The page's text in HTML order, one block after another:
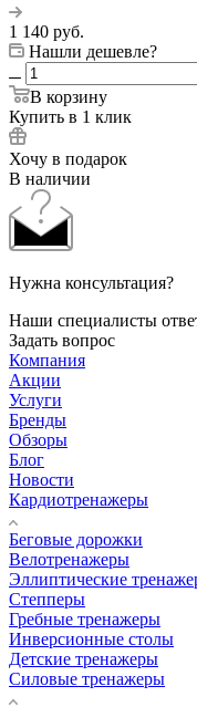
1 140 руб.
Нашли дешевле?
В корзину
Купить в 1 клик
Хочу в подарок
В наличии
Нужна консультация?
Наши специалисты
Задать вопрос
Компания
Акции
Услуги
Бренды
Обзоры
Блог
Новости
Кардиотренажеры
Беговые дорожки
Велотренажеры
Эллиптические
Степперы
Гребные тренажеры
Инверсионные столы
Детские тренажеры
Силовые тренажеры